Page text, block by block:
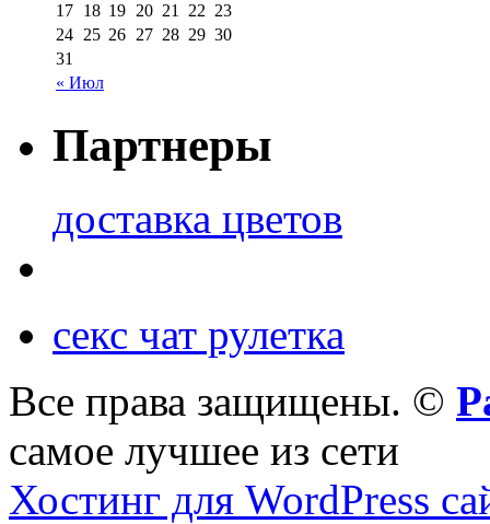
« Июл
17 18 19 20 21 22 23
24 25 26 27 28 29 30
31
Партнеры
доставка цветов
секс чат рулетка
Все права защищены. ©
самое лучшее из сети
Хостинг для WordPress